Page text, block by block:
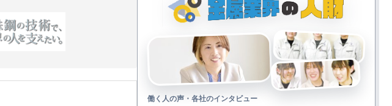
働く人の声・各社のインタビュー